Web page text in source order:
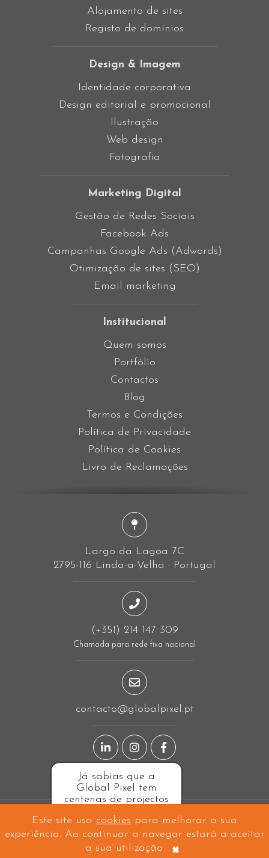
Alojamento de sites
Registo de domínios
Design & Imagem
Identidade corporativa
Design editorial e promocional
Ilustração
Web design
Fotografia
Marketing Digital
Gestão de Redes Sociais
Facebook Ads
Campanhas Google Ads (Adwords)
Otimização de sites (SEO)
Email marketing
Institucional
Quem somos
Portfólio
Contactos
Blog
Termos e Condições
Política de Privacidade
Política de Cookies
Livro de Reclamações
Largo da Lagoa 7C
2795-116 Linda-a-Velha · Portugal
(+351) 214 147 309
Chamada para rede fixa nacional
contacto@globalpixel.pt
Página LinkedIn
Página Instagram
Página Facebook
Siga-nos
A projetar emLinda-a-Velhae a construir mundo fora!
Copyright © 2026 Global Pixel - All Rights Reserved.
Já sabias que a
Global Pixel tem
centenas de projectos
Este site usa cookies para melhorar a sua
experiência. Ao continuar a navegar estará a aceitar
a sua utilização
×